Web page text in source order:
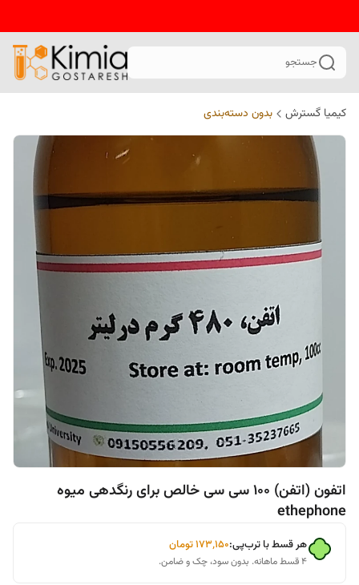
جستجو
کیمیا گسترش بدون دسته‌بندی
اتفون (اتفن) 100 سی سی خالص برای رنگدهی میوه
ethephone
هر قسط با ترب‌پی:۱۷۳٬۱۵۰تومان
۴ قسط ماهانه. بدون سود، چک و ضامن.